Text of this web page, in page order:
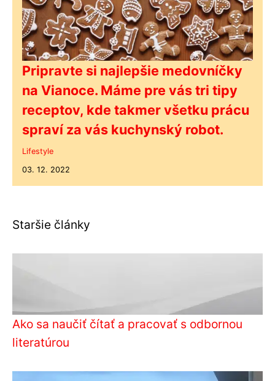
Pripravte si najlepšie medovníčky
na Vianoce. Máme pre vás tri tipy
receptov, kde takmer všetku prácu
spraví za vás kuchynský robot.
Lifestyle
03. 12. 2022
Staršie články
Ako sa naučiť čítať a pracovať s odbornou
literatúrou